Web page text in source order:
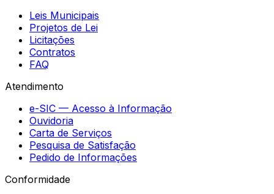
Leis Municipais
Projetos de Lei
Licitações
Contratos
FAQ
Atendimento
e-SIC — Acesso à Informação
Ouvidoria
Carta de Serviços
Pesquisa de Satisfação
Pedido de Informações
Conformidade